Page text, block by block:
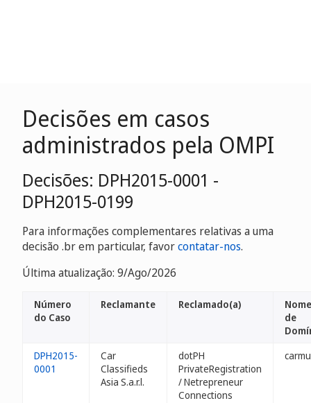
Decisões em casos
administrados pela OMPI
Decisões: DPH2015-0001 -
DPH2015-0199
Para informações complementares relativas a uma
decisão .br em particular, favorcontatar-nos.
Última atualização: 9/Ago/2026
Número
do Caso
Reclamante Reclamado(a)
de
DPH2015-
0001
Car
Classifieds
Asia S.a.r.l.
dotPH
PrivateRegistration
/ Netrepreneur
Connections